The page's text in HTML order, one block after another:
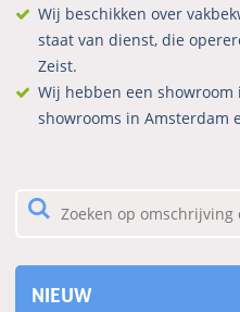
Wij beschikken over
staat van dienst, die
Zeist.
Wij hebben een
showrooms in Amsterdam
NIEUW